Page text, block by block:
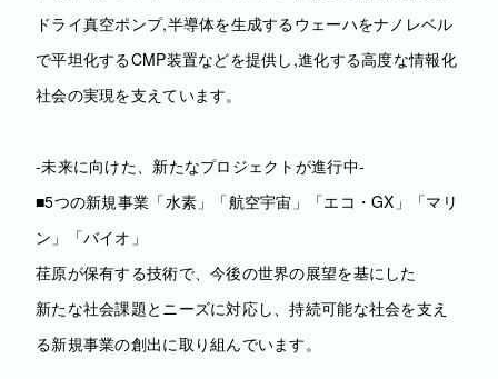
ドライ真空ポンプ,半導体を生成するウェーハをナノレベル
で平坦化するCMP装置などを提供し,進化する高度な情報化
社会の実現を支えています。
‐未来に向けた、新たなプロジェクトが進行中‐
■5つの新規事業「水素」「航空宇宙」「エコ・GX」「マリ
ン」「バイオ」
荏原が保有する技術で、今後の世界の展望を基にした
新たな社会課題とニーズに対応し、持続可能な社会を支え
る新規事業の創出に取り組んでいます。